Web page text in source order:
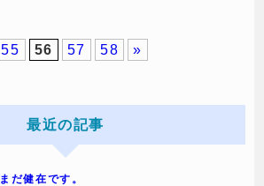
55 56 57 58 »
最近の記事
だ健在です。